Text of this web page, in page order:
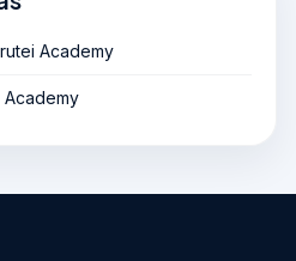
Academy
Academy